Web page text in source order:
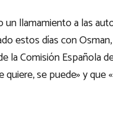
llamamiento a las
estos días con
la Comisión Española
quiere, se puede» y